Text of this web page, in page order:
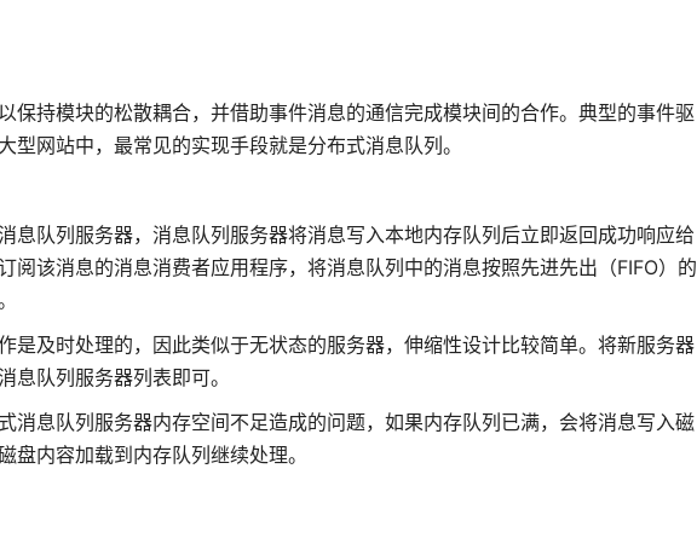
保持模块的松散耦合，并借助事件消息的通信完成模块间的合作。典型的事件驱
网站中，最常见的实现手段就是分布式消息队列。
息队列服务器，消息队列服务器将消息写入本地内存队列后立即返回成功响应给
阅该消息的消息消费者应用程序，将消息队列中的消息按照先进先出（FIFO）的
是及时处理的，因此类似于无状态的服务器，伸缩性设计比较简单。将新服务器
队列服务器列表即可。
消息队列服务器内存空间不足造成的问题，如果内存队列已满，会将消息写入磁
内容加载到内存队列继续处理。